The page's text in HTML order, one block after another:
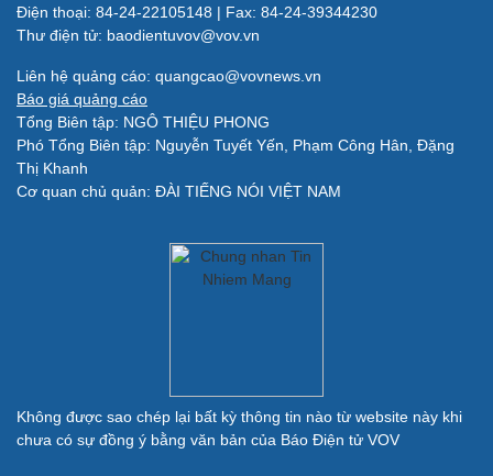
Phòng mạch online
Đời sống
Nhà đẹp
Tình yêu - Gia đình
Blog
Văn hóa
Sân khấu - Điện ảnh
Âm nhạc
Du lịch
Quân sự - Quốc phòng
Điện thoại: 84-24-22105148 | Fax: 84-24-39344230
Thư điện tử: baodientuvov@vov.vn
Liên hệ quảng cáo: quangcao@vovnews.vn
Báo giá quảng cáo
Tổng Biên tập: NGÔ THIỆU PHONG
Phó Tổng Biên tập: Nguyễn Tuyết Yến, Phạm Công Hân, Đặng
Thị Khanh
Cơ quan chủ quản: ĐÀI TIẾNG NÓI VIỆT NAM
Không được sao chép lại bất kỳ thông tin nào từ website này khi
chưa có sự đồng ý bằng văn bản của Báo Điện tử VOV